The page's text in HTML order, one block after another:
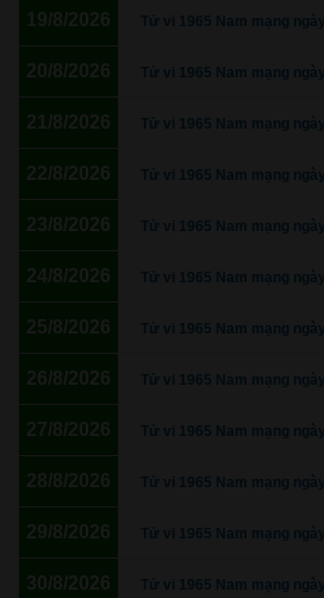
19/8/2026 Tử vi 1965 Nam mạng
20/8/2026 Tử vi 1965 Nam mạng
21/8/2026 Tử vi 1965 Nam mạng
22/8/2026 Tử vi 1965 Nam mạng
23/8/2026 Tử vi 1965 Nam mạng
24/8/2026 Tử vi 1965 Nam mạng
25/8/2026 Tử vi 1965 Nam mạng
26/8/2026 Tử vi 1965 Nam mạng
27/8/2026 Tử vi 1965 Nam mạng
28/8/2026 Tử vi 1965 Nam mạng
29/8/2026 Tử vi 1965 Nam mạng
30/8/2026 Tử vi 1965 Nam mạng